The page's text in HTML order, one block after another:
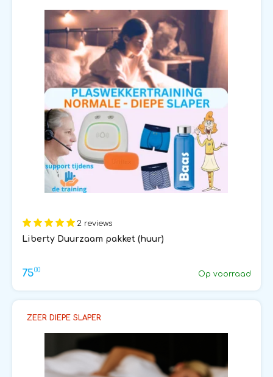
2 reviews
Liberty Duurzaam pakket (huur)
7500 Op voorraad
ZEER DIEPE SLAPER